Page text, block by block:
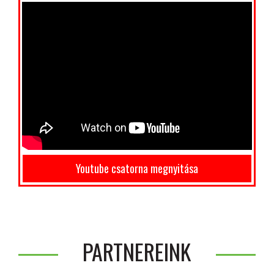
Youtube csatorna megnyitása
PARTNEREINK